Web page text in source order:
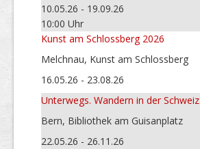
10.05.26 - 19.09.26
10:00 Uhr
Kunst am Schlossberg 2026
Melchnau, Kunst am Schlossberg
16.05.26 - 23.08.26
Unterwegs. Wandern in der Schweiz
Bern, Bibliothek am Guisanplatz
22.05.26 - 26.11.26